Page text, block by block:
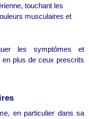
touchant les
musculaires et
les symptômes et
plus de ceux prescrits
en particulier dans sa